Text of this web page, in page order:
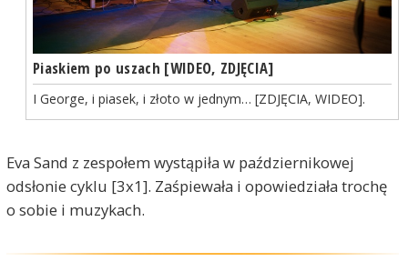
Piaskiem po uszach [WIDEO, ZDJĘCIA]
I George, i piasek, i złoto w jednym… [ZDJĘCIA, WIDEO].
Eva Sand z zespołem wystąpiła w październikowej
odsłonie cyklu [3x1]. Zaśpiewała i opowiedziała trochę
o sobie i muzykach.